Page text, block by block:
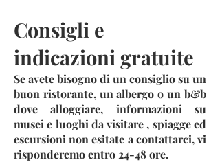
Consigli e
indicazioni gratuite
Se avete bisogno di un consiglio su un
buon ristorante, un albergo o un b&b
dove alloggiare, informazioni su
musei e luoghi da visitare , spiagge ed
escursioni non esitate a contattarci, vi
risponderemo entro 24-48 ore.